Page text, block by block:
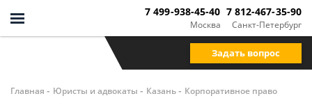
Москва
7 499-938-45-40
Санкт-Петербург
7 812-467-35-90
Задать вопрос
Главная - Юристы и адвокаты - Казань- Корпоративное право